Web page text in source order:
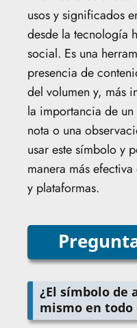
usos y significados
desde la tecnología
social. Es una
presencia de
del volumen y, más
la importancia de un
nota o una
usar este símbolo y
manera más
y plataformas.
¿El símbolo de
mismo en todo